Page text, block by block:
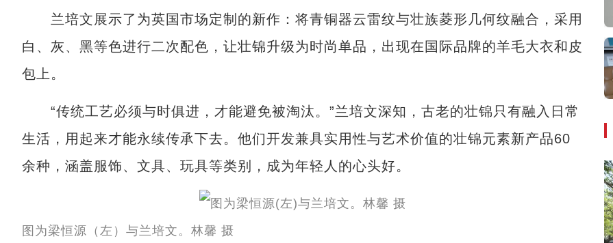
兰培文展示了为英国市场定制的新作：将青铜器云雷纹与壮族菱形几何纹融合，采用
白、灰、黑等色进行二次配色，让壮锦升级为时尚单品，出现在国际品牌的羊毛大衣和皮
包上。
“传统工艺必须与时俱进，才能避免被淘汰。”兰培文深知，古老的壮锦只有融入日常
生活，用起来才能永续传承下去。他们开发兼具实用性与艺术价值的壮锦元素新产品60
余种，涵盖服饰、文具、玩具等类别，成为年轻人的心头好。
图为梁恒源（左）与兰培文。林馨 摄